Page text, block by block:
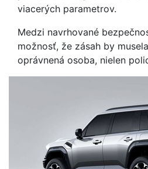
viacerých parametrov.
Medzi navrhované
možnosť, že zásah by
oprávnená osoba, nielen